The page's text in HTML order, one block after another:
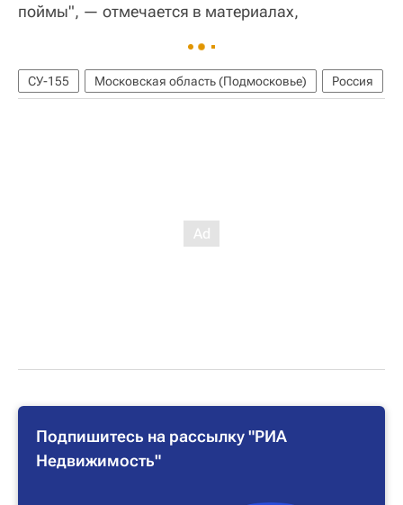
поймы", — отмечается в материалах,
СУ-155 Московская область (Подмосковье) Россия
Подпишитесь на рассылку "РИА
Недвижимость"